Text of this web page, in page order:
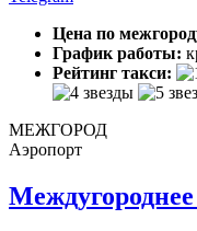
Цена по
График работы:
Рейтинг такси:
МЕЖГОРОД
Аэропорт